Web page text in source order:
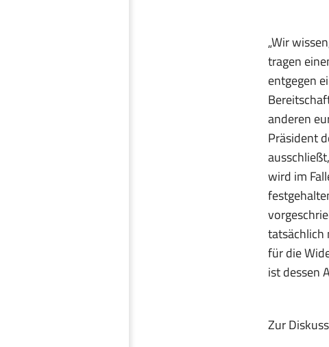
„Wir
tragen
entgegen
anderen
Präsident
wird im
tatsächlich
für die
ist dessen
Zur